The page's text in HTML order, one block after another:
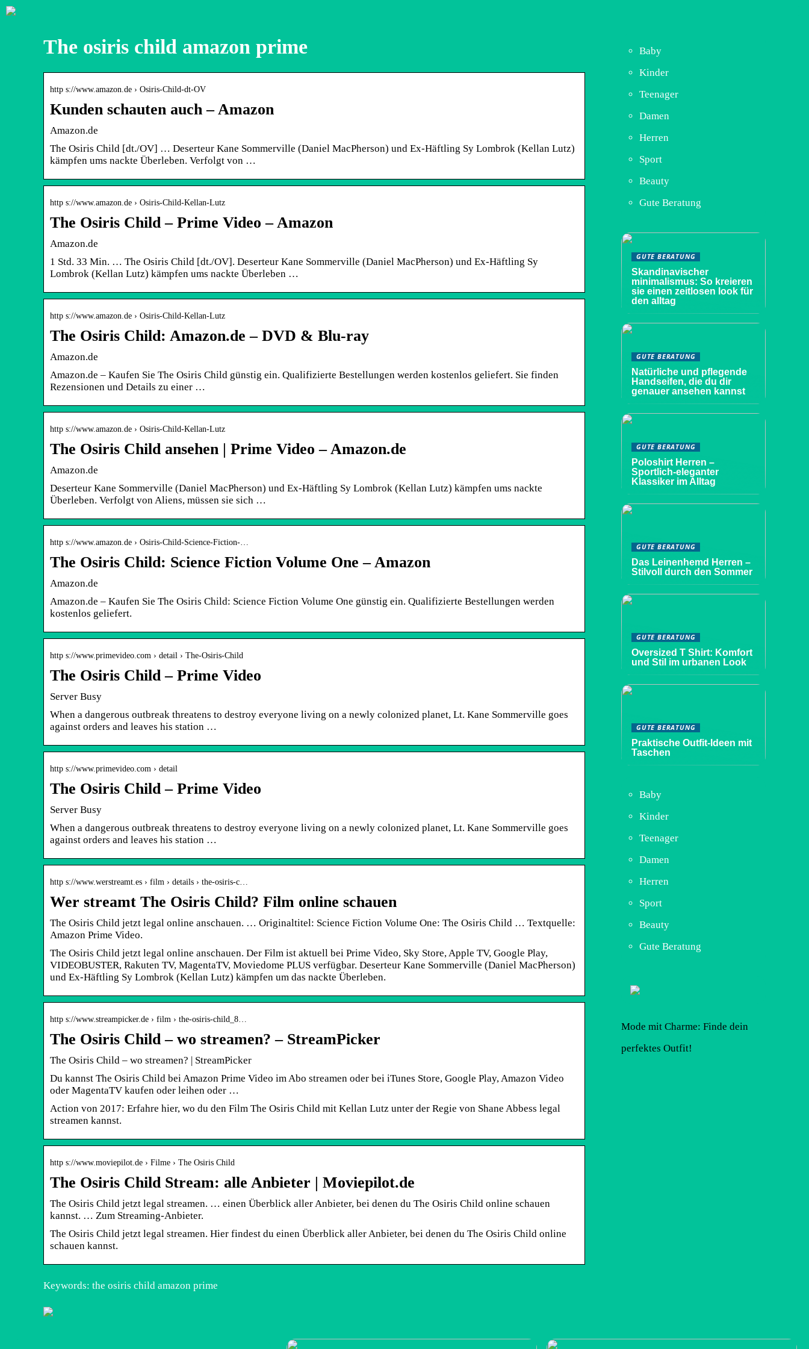
The osiris child amazon prime
http s://www.amazon.de › Osiris-Child-dt-OV
Kunden schauten auch – Amazon
Amazon.de
The Osiris Child [dt./OV] … Deserteur Kane Sommerville (Daniel MacPherson) und Ex-Häftling Sy Lombrok (Kellan Lutz)
kämpfen ums nackte Überleben. Verfolgt von …
http s://www.amazon.de › Osiris-Child-Kellan-Lutz
The Osiris Child – Prime Video – Amazon
Amazon.de
1 Std. 33 Min. … The Osiris Child [dt./OV]. Deserteur Kane Sommerville (Daniel MacPherson) und Ex-Häftling Sy
Lombrok (Kellan Lutz) kämpfen ums nackte Überleben …
http s://www.amazon.de › Osiris-Child-Kellan-Lutz
The Osiris Child: Amazon.de – DVD & Blu-ray
Amazon.de
Amazon.de – Kaufen Sie The Osiris Child günstig ein. Qualifizierte Bestellungen werden kostenlos geliefert. Sie finden
Rezensionen und Details zu einer …
http s://www.amazon.de › Osiris-Child-Kellan-Lutz
The Osiris Child ansehen | Prime Video – Amazon.de
Amazon.de
Deserteur Kane Sommerville (Daniel MacPherson) und Ex-Häftling Sy Lombrok (Kellan Lutz) kämpfen ums nackte
Überleben. Verfolgt von Aliens, müssen sie sich …
http s://www.amazon.de › Osiris-Child-Science-Fiction-…
The Osiris Child: Science Fiction Volume One – Amazon
Amazon.de
Amazon.de – Kaufen Sie The Osiris Child: Science Fiction Volume One günstig ein. Qualifizierte Bestellungen werden
kostenlos geliefert.
http s://www.primevideo.com › detail › The-Osiris-Child
The Osiris Child – Prime Video
Server Busy
When a dangerous outbreak threatens to destroy everyone living on a newly colonized planet, Lt. Kane Sommerville goes
against orders and leaves his station …
http s://www.primevideo.com › detail
The Osiris Child – Prime Video
Server Busy
When a dangerous outbreak threatens to destroy everyone living on a newly colonized planet, Lt. Kane Sommerville goes
against orders and leaves his station …
http s://www.werstreamt.es › film › details › the-osiris-c…
Wer streamt The Osiris Child? Film online schauen
The Osiris Child jetzt legal online anschauen. … Originaltitel: Science Fiction Volume One: The Osiris Child … Textquelle:
Amazon Prime Video.
The Osiris Child jetzt legal online anschauen. Der Film ist aktuell bei Prime Video, Sky Store, Apple TV, Google Play,
VIDEOBUSTER, Rakuten TV, MagentaTV, Moviedome PLUS verfügbar. Deserteur Kane Sommerville (Daniel MacPherson)
und Ex-Häftling Sy Lombrok (Kellan Lutz) kämpfen um das nackte Überleben.
http s://www.streampicker.de › film › the-osiris-child_8…
The Osiris Child – wo streamen? – StreamPicker
The Osiris Child – wo streamen? | StreamPicker
Du kannst The Osiris Child bei Amazon Prime Video im Abo streamen oder bei iTunes Store, Google Play, Amazon Video
oder MagentaTV kaufen oder leihen oder …
Action von 2017: Erfahre hier, wo du den Film The Osiris Child mit Kellan Lutz unter der Regie von Shane Abbess legal
streamen kannst.
http s://www.moviepilot.de › Filme › The Osiris Child
The Osiris Child Stream: alle Anbieter | Moviepilot.de
The Osiris Child jetzt legal streamen. … einen Überblick aller Anbieter, bei denen du The Osiris Child online schauen
kannst. … Zum Streaming-Anbieter.
The Osiris Child jetzt legal streamen. Hier findest du einen Überblick aller Anbieter, bei denen du The Osiris Child online
schauen kannst.
Keywords: the osiris child amazon prime
Baby
Kinder
Teenager
Damen
Herren
Sport
Beauty
Gute Beratung
GUTE BERATUNG
Skandinavischer
minimalismus: So kreieren
sie einen zeitlosen look für
den alltag
GUTE BERATUNG
Natürliche und pflegende
Handseifen, die du dir
genauer ansehen kannst
GUTE BERATUNG
Poloshirt Herren –
Sportlich-eleganter
Klassiker im Alltag
GUTE BERATUNG
Das Leinenhemd Herren –
Stilvoll durch den Sommer
GUTE BERATUNG
Oversized T Shirt: Komfort
und Stil im urbanen Look
GUTE BERATUNG
Praktische Outfit-Ideen mit
Taschen
Baby
Kinder
Teenager
Damen
Herren
Sport
Beauty
Gute Beratung
Mode mit Charme: Finde dein
perfektes Outfit!